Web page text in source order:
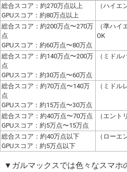
総合スコア：約270万点以上
GPUスコア：約80万点以上
（ハイエ
総合スコア：約200万点〜270万
点
GPUスコア：約60万点〜80万点
（準ハイ
OK
総合スコア：約140万点〜200万
点
GPUスコア：約30万点〜60万点
（ミドル
総合スコア：約70万点〜140万
点
GPUスコア：約15万点〜30万点
（ミドル
総合スコア：約40万点〜70万点
GPUスコア：約5万点〜15万点
（エント
総合スコア：約40万点以下
GPUスコア：約5万点以下
（ローエ
▼ガルマックスでは色々なスマホ